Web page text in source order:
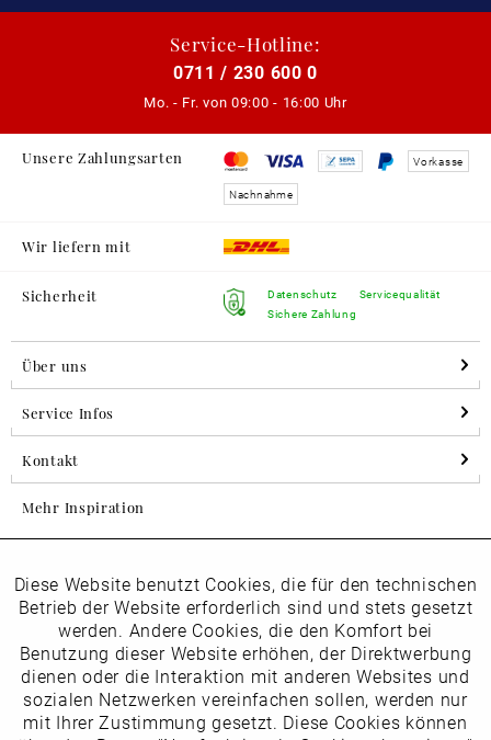
Service-Hotline:
0711 / 230 600 0
Mo. - Fr. von 09:00 - 16:00 Uhr
Unsere Zahlungsarten Vorkasse
Nachnahme
Wir liefern mit
Sicherheit
Datenschutz
Sichere Zahlung
Servicequalität
Über uns
Service Infos
Kontakt
Mehr Inspiration
Folgen Sie uns auf Instagram
horsch_schuhe
Newsletter
Funktionale Aktiv
Marketing Inaktiv
Tracking Inaktiv
Diese Website benutzt Cookies, die für den technischen
Betrieb der Website erforderlich sind und stets gesetzt
werden. Andere Cookies, die den Komfort bei
Benutzung dieser Website erhöhen, der Direktwerbung
dienen oder die Interaktion mit anderen Websites und
sozialen Netzwerken vereinfachen sollen, werden nur
mit Ihrer Zustimmung gesetzt. Diese Cookies können